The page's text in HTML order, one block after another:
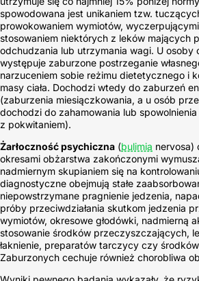
spowodowana jest unikaniem tzw.
prowokowaniem wymiotów,
stosowaniem niektórych z leków mających
odchudzania lub utrzymania wagi. U osoby
występuje zaburzone postrzeganie
narzuceniem sobie reżimu dietetycznego i
masy ciała. Dochodzi wtedy do zaburzeń
(zaburzenia miesiączkowania, a u osób
dochodzi do zahamowania lub
z pokwitaniem).
Żarłoczność psychiczna (bulimia nervosa)
okresami obżarstwa zakończonymi
nadmiernym skupianiem się na
diagnostyczne obejmują stałe
niepowstrzymane pragnienie jedzenia,
próby przeciwdziałania skutkom jedzenia
wymiotów, okresowe głodówki, nadmierną
stosowanie środków przeczyszczających,
łaknienie, preparatów tarczycy czy
Zaburzonych cechuje również chorobliwa